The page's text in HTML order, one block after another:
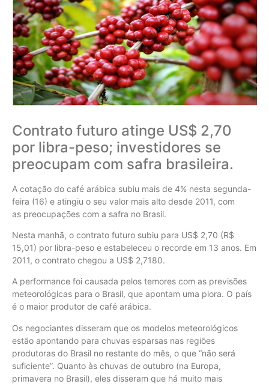
Contrato futuro atinge US$ 2,70
por libra-peso; investidores se
preocupam com safra brasileira.
A cotação do café arábica subiu mais de 4% nesta segunda-
feira (16) e atingiu o seu valor mais alto desde 2011, com
as preocupações com a safra no Brasil.
Nesta manhã, o contrato futuro subiu para US$ 2,70 (R$
15,01) por libra-peso e estabeleceu o recorde em 13 anos. Em
2011, o contrato chegou a US$ 2,7180.
A performance foi causada pelos temores com as previsões
meteorológicas para o Brasil, que apontam uma piora. O país
é o maior produtor de café arábica.
Os negociantes disseram que os modelos meteorológicos
estão apontando para chuvas esparsas nas regiões
produtoras do Brasil no restante do mês, o que “não será
suficiente”. Quanto às chuvas de outubro (na Europa,
primavera no Brasil), eles disseram que há muito mais